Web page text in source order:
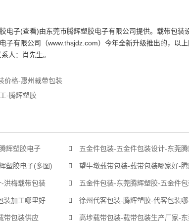
电子(查看)由东莞市腾辉塑胶电子有限公司提供。 载带包装
子有限公司（www.thsjdz.com）今年全新升级推出的，以
人：肖先生。
价格-惠州裁带包装
-腾辉塑胶
辉塑胶电子 五金件包装-五金件包装设计-东莞
塑胶电子(多图) 望牛墩载带包装-载带包装哪家好-
洪梅载带包装 五金件包装-东莞腾辉塑胶-五金件
装加工哪里好 徐州代客包装-腾辉塑胶-代客包装
带包装供应 高埗载带包装-载带包装生产厂家-